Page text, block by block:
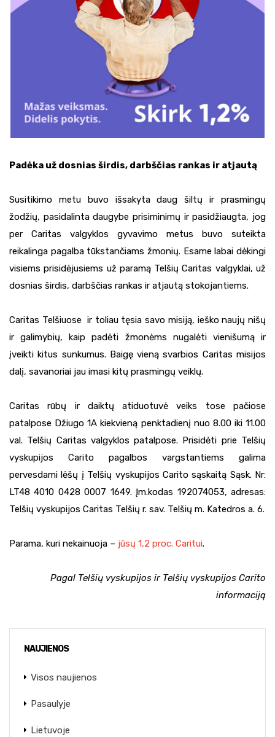
Padėka už dosnias širdis, darbščias rankas ir atjautą
Susitikimo metu buvo išsakyta daug šiltų ir prasmingų
žodžių, pasidalinta daugybe prisiminimų ir pasidžiaugta, jog
per Caritas valgyklos gyvavimo metus buvo suteikta
reikalinga pagalba tūkstančiams žmonių. Esame labai dėkingi
visiems prisidėjusiems už paramą Telšių Caritas valgyklai, už
dosnias širdis, darbščias rankas ir atjautą stokojantiems.
Caritas Telšiuose ir toliau tęsia savo misiją, ieško naujų nišų
ir galimybių, kaip padėti žmonėms nugalėti vienišumą ir
įveikti kitus sunkumus. Baigę vieną svarbios Caritas misijos
dalį, savanoriai jau imasi kitų prasmingų veiklų.
Caritas rūbų ir daiktų atiduotuvė veiks tose pačiose
patalpose Džiugo 1A kiekvieną penktadienį nuo 8.00 iki 11.00
val. Telšių Caritas valgyklos patalpose. Prisidėti prie Telšių
vyskupijos Carito pagalbos vargstantiems galima
pervesdami lėšų į Telšių vyskupijos Carito sąskaitą Sąsk. Nr:
LT48 4010 0428 0007 1649. Įm.kodas 192074053, adresas:
Telšių vyskupijos Caritas Telšių r. sav. Telšių m. Katedros a. 6.
Parama, kuri nekainuoja – jūsų 1,2 proc. Caritui.
Pagal Telšių vyskupijos ir Telšių vyskupijos Carito
informaciją
NAUJIENOS
Visos naujienos
Pasaulyje
Lietuvoje